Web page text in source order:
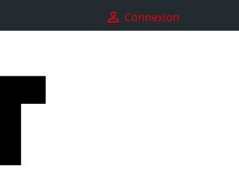
 Connexion